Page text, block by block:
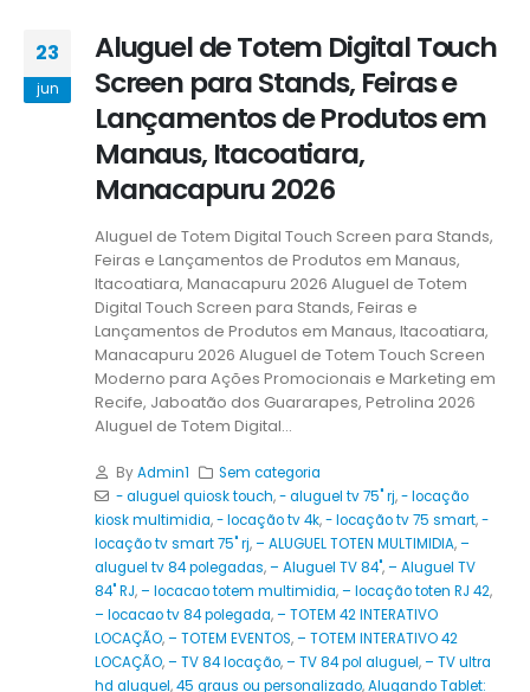
23
jun
Aluguel de Totem Digital Touch
Screen para Stands, Feiras e
Lançamentos de Produtos em
Manaus, Itacoatiara,
Manacapuru 2026
Aluguel de Totem Digital Touch Screen para Stands,
Feiras e Lançamentos de Produtos em Manaus,
Itacoatiara, Manacapuru 2026 Aluguel de Totem
Digital Touch Screen para Stands, Feiras e
Lançamentos de Produtos em Manaus, Itacoatiara,
Manacapuru 2026 Aluguel de Totem Touch Screen
Moderno para Ações Promocionais e Marketing em
Recife, Jaboatão dos Guararapes, Petrolina 2026
Aluguel de Totem Digital...
ByAdmin1
Sem categoria
- aluguel quiosk touch,- aluguel tv 75" rj,- locação
kiosk multimidia,- locação tv 4k,- locação tv 75 smart,-
locação tv smart 75" rj,– ALUGUEL TOTEN MULTIMIDIA,–
aluguel tv 84 polegadas,– Aluguel TV 84",– Aluguel TV
84" RJ,– locacao totem multimidia,– locação toten RJ 42,
– locacao tv 84 polegada,– TOTEM 42 INTERATIVO
LOCAÇÃO,– TOTEM EVENTOS,– TOTEM INTERATIVO 42
LOCAÇÃO,– TV 84 locação,– TV 84 pol aluguel,– TV ultra
hd aluguel,45 graus ou personalizado,Alugando Tablet: